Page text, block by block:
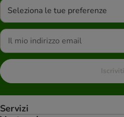
Seleziona le tue preferenze
Iscriviti
Servizi